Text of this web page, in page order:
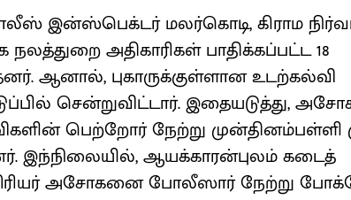
இன்ஸ்பெக்டர் மலர்கொடி, கிராம
நலத்துறை அதிகாரிகள் பாதிக்கப்பட்ட 18
ஆனால், புகாருக்குள்ளான உடற்கல்வி
சென்றுவிட்டார். இதையடுத்து,
பெற்றோர் நேற்று முன்தினம்பள்ளி
இந்நிலையில், ஆயக்காரன்புலம் கடைத்
அசோகனை போலீஸார் நேற்று